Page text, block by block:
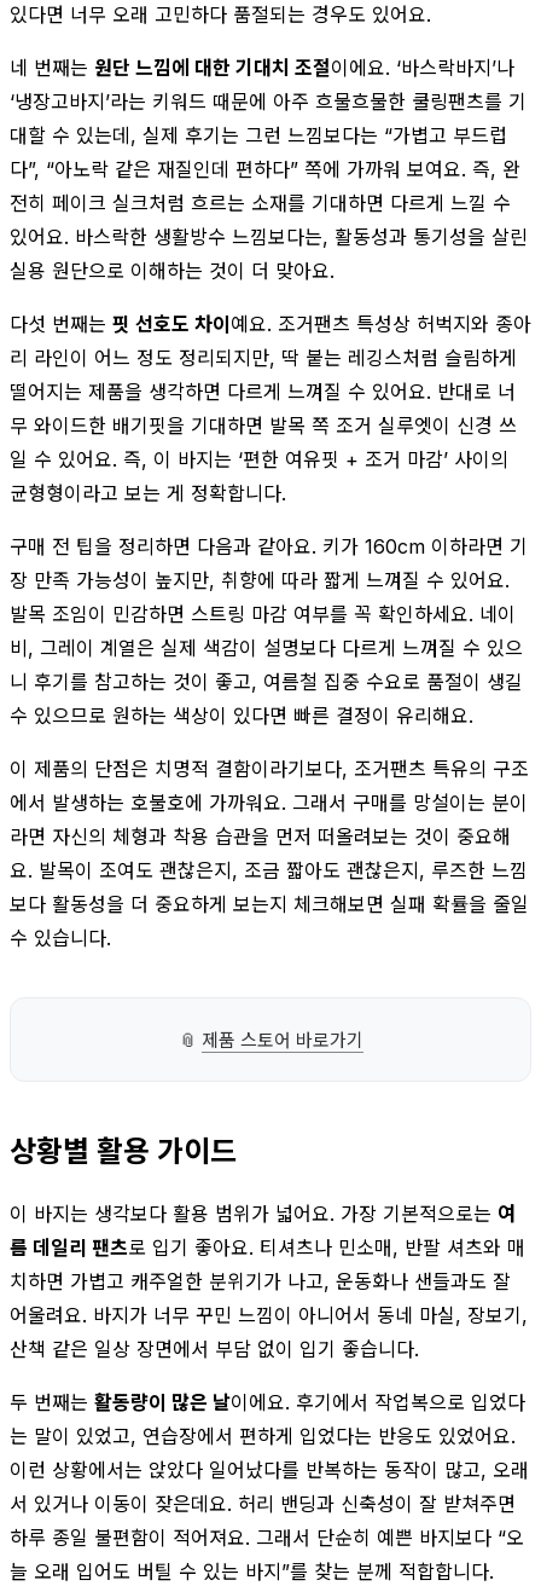
있다면 너무 오래 고민하다 품절되는 경우도 있어요.
네 번째는 원단 느낌에 대한 기대치 조절이에요. ‘바스락바지’나
‘냉장고바지’라는 키워드 때문에 아주 흐물흐물한 쿨링팬츠를 기
대할 수 있는데, 실제 후기는 그런 느낌보다는 “가볍고 부드럽
다”, “아노락 같은 재질인데 편하다” 쪽에 가까워 보여요. 즉, 완
전히 페이크 실크처럼 흐르는 소재를 기대하면 다르게 느낄 수
있어요. 바스락한 생활방수 느낌보다는, 활동성과 통기성을 살린
실용 원단으로 이해하는 것이 더 맞아요.
다섯 번째는 핏 선호도 차이예요. 조거팬츠 특성상 허벅지와 종아
리 라인이 어느 정도 정리되지만, 딱 붙는 레깅스처럼 슬림하게
떨어지는 제품을 생각하면 다르게 느껴질 수 있어요. 반대로 너
무 와이드한 배기핏을 기대하면 발목 쪽 조거 실루엣이 신경 쓰
일 수 있어요. 즉, 이 바지는 ‘편한 여유핏 + 조거 마감’ 사이의
균형형이라고 보는 게 정확합니다.
구매 전 팁을 정리하면 다음과 같아요. 키가 160cm 이하라면 기
장 만족 가능성이 높지만, 취향에 따라 짧게 느껴질 수 있어요.
발목 조임이 민감하면 스트링 마감 여부를 꼭 확인하세요. 네이
비, 그레이 계열은 실제 색감이 설명보다 다르게 느껴질 수 있으
니 후기를 참고하는 것이 좋고, 여름철 집중 수요로 품절이 생길
수 있으므로 원하는 색상이 있다면 빠른 결정이 유리해요.
이 제품의 단점은 치명적 결함이라기보다, 조거팬츠 특유의 구조
에서 발생하는 호불호에 가까워요. 그래서 구매를 망설이는 분이
라면 자신의 체형과 착용 습관을 먼저 떠올려보는 것이 중요해
요. 발목이 조여도 괜찮은지, 조금 짧아도 괜찮은지, 루즈한 느낌
보다 활동성을 더 중요하게 보는지 체크해보면 실패 확률을 줄일
수 있습니다.
📎 제품 스토어 바로가기
상황별 활용 가이드
이 바지는 생각보다 활용 범위가 넓어요. 가장 기본적으로는 여
름 데일리 팬츠로 입기 좋아요. 티셔츠나 민소매, 반팔 셔츠와 매
치하면 가볍고 캐주얼한 분위기가 나고, 운동화나 샌들과도 잘
어울려요. 바지가 너무 꾸민 느낌이 아니어서 동네 마실, 장보기,
산책 같은 일상 장면에서 부담 없이 입기 좋습니다.
두 번째는 활동량이 많은 날이에요. 후기에서 작업복으로 입었다
는 말이 있었고, 연습장에서 편하게 입었다는 반응도 있었어요.
이런 상황에서는 앉았다 일어났다를 반복하는 동작이 많고, 오래
서 있거나 이동이 잦은데요. 허리 밴딩과 신축성이 잘 받쳐주면
하루 종일 불편함이 적어져요. 그래서 단순히 예쁜 바지보다 “오
늘 오래 입어도 버틸 수 있는 바지”를 찾는 분께 적합합니다.